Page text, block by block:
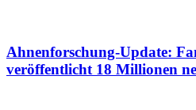
Ahnenforschung-Update:
veröffentlicht 18 Millionen